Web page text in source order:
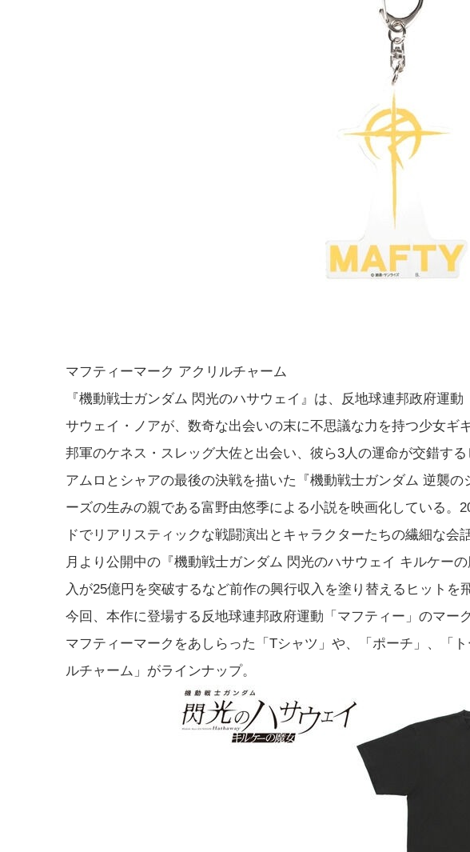
マフティーマーク アクリルチャーム
『機動戦士ガンダム 閃光のハサウェイ』は、反地球連邦政府運
サウェイ・ノアが、数奇な出会いの末に不思議な力を持つ少女ギ
邦軍のケネス・スレッグ大佐と出会い、彼ら3人の運命が交錯する
アムロとシャアの最後の決戦を描いた『機動戦士ガンダム 逆襲
ーズの生みの親である富野由悠季による小説を映画化している。
ドでリアリスティックな戦闘演出とキャラクターたちの繊細な会
月より公開中の『機動戦士ガンダム 閃光のハサウェイ キルケー
入が25億円を突破するなど前作の興行収入を塗り替えるヒットを
今回、本作に登場する反地球連邦政府運動「マフティー」のマー
マフティーマークをあしらった「Tシャツ」や、「ポーチ」、「
ルチャーム」がラインナップ。